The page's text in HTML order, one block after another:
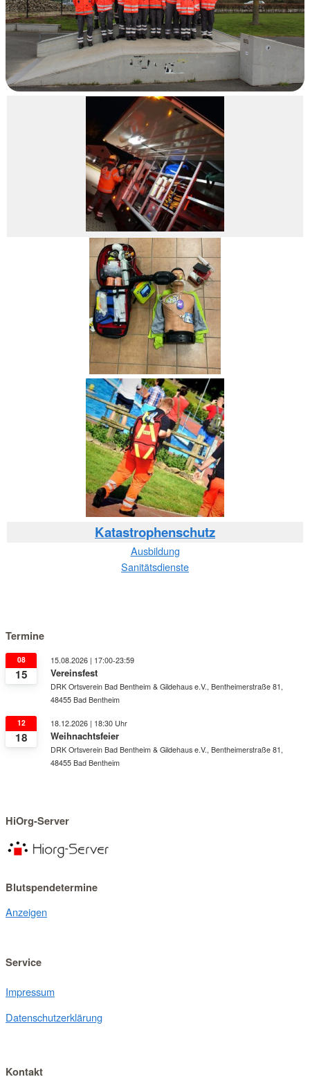
Katastrophenschutz
Ausbildung
Sanitätsdienste
Termine
08
15
15.08.2026 | 17:00-23:59
Vereinsfest
DRK Ortsverein Bad Bentheim & Gildehaus e.V., Bentheimerstraße 81,
48455 Bad Bentheim
12
18
18.12.2026 | 18:30 Uhr
Weihnachtsfeier
DRK Ortsverein Bad Bentheim & Gildehaus e.V., Bentheimerstraße 81,
48455 Bad Bentheim
HiOrg-Server
Blutspendetermine
Anzeigen
Service
Impressum
Datenschutzerklärung
Kontakt